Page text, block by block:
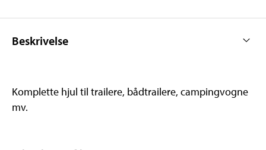
Beskrivelse
Komplette hjul til trailere, bådtrailere, campingvogne
mv.